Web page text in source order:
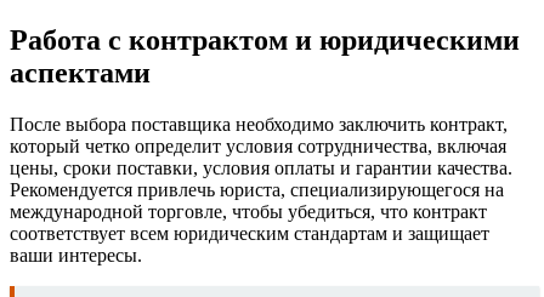
Работа с контрактом и юридическими
аспектами
После выбора поставщика необходимо заключить контракт,
который четко определит условия сотрудничества, включая
цены, сроки поставки, условия оплаты и гарантии качества.
Рекомендуется привлечь юриста, специализирующегося на
международной торговле, чтобы убедиться, что контракт
соответствует всем юридическим стандартам и защищает
ваши интересы.